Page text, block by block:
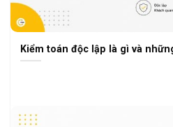
Kiểm toán độc lập là gì và